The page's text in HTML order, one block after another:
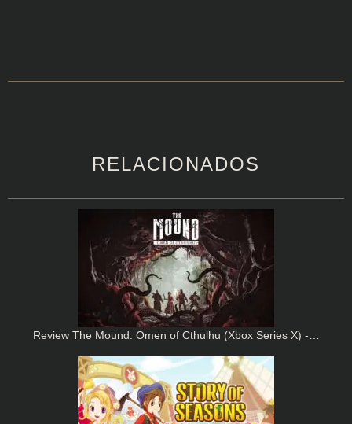
RELACIONADOS
Review The Mound: Omen of Cthulhu (Xbox Series X) -…